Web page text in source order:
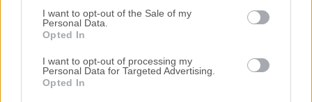
I want to opt-out of the Sale of my
Personal Data.
Opted In
I want to opt-out of processing my
Personal Data for Targeted Advertising.
Opted In
Waterfox G5.1.7
Fecha Publicado: 20 may.. 2023 (hace 3 años)
Fecha Publicado: 10 may.. 2023 (hace 3 años)